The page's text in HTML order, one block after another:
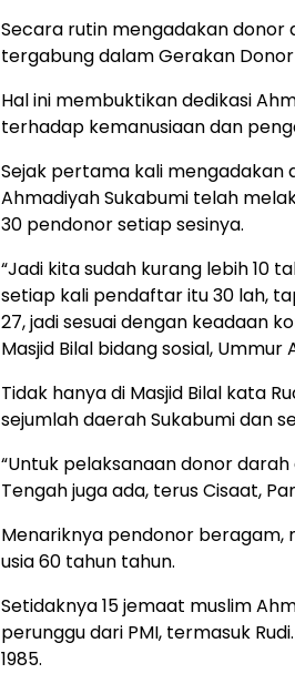
Secara rutin mengadakan donor
tergabung dalam Gerakan Donor
Hal ini membuktikan dedikasi
terhadap kemanusiaan dan
Sejak pertama kali mengadakan
Ahmadiyah Sukabumi telah
30 pendonor setiap sesinya.
“Jadi kita sudah kurang lebih 10
setiap kali pendaftar itu 30 lah,
27, jadi sesuai dengan keadaan
Masjid Bilal bidang sosial, Ummur
Tidak hanya di Masjid Bilal kata
sejumlah daerah Sukabumi dan
“Untuk pelaksanaan donor
Tengah juga ada, terus Cisaat,
Menariknya pendonor beragam,
usia 60 tahun tahun.
Setidaknya 15 jemaat muslim
perunggu dari PMI, termasuk
1985.